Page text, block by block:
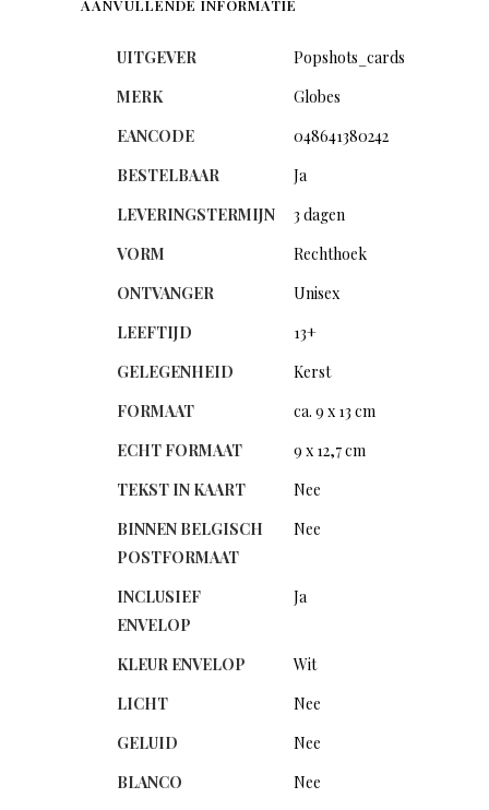
AANVULLENDE INFORMATIE
UITGEVER
Popshots_cards
MERK
Globes
EANCODE
048641380242
BESTELBAAR
Ja
LEVERINGSTERMIJN
3 dagen
VORM
Rechthoek
ONTVANGER
Unisex
LEEFTIJD
13+
GELEGENHEID
Kerst
FORMAAT
ca. 9 x 13 cm
ECHT FORMAAT
9 x 12,7 cm
TEKST IN KAART
Nee
BINNEN BELGISCH
POSTFORMAAT
Nee
INCLUSIEF
ENVELOP
Ja
KLEUR ENVELOP
Wit
LICHT
Nee
GELUID
Nee
BLANCO
Nee